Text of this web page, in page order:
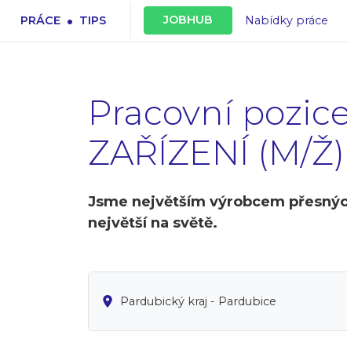
PRÁCE . TIPS JOBHUB Nabídky práce
Pracovní
ZAŘÍZENÍ (M/
Jsme největším výrobcem
největší na světě.
Pardubický kraj - Pardubice